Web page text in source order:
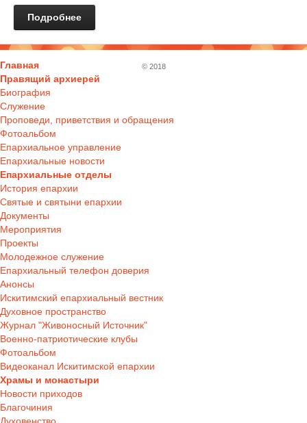
Подробнее
Главная
Правящий архиерей
Биография
Служение
Проповеди, приветствия и обращения
Фотоальбом
Епархиальное управление
Епархиальные новости
Епархиальные отделы
История епархии
Святые и святыни епархии
Документы
Мероприятия
Проекты
Молодежное служение
Епархиальный телефон доверия
Анонсы
Искитимский епархиальный вестник
Духовное пространство
Журнал "Живоносный Источник"
Военно-патриотические клубы
Фотоальбом
Видеоканал Искитимской епархии
Храмы и монастыри
Новости приходов
Благочиния
© 2018